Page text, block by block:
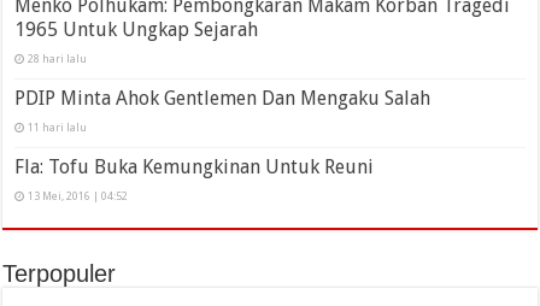
Menko Polhukam: Pembongkaran Makam Korban Tragedi
1965 Untuk Ungkap Sejarah
28 hari lalu
PDIP Minta Ahok Gentlemen Dan Mengaku Salah
11 hari lalu
Fla: Tofu Buka Kemungkinan Untuk Reuni
13 Mei, 2016 | 04:52
Terpopuler